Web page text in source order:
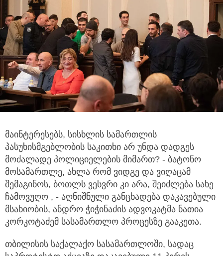
მაინტერესებს, სისხლის სამართლის
პასუხისმგებლობის საკითხი არ უნდა დადგეს
მოძალადე პოლიციელების მიმართ? - ბატონო
მოსამართლე, ახლა რომ ვიდგე და ვიღაცამ
შემაგინოს, ბოთლს ვესვრი კი არა, შეიძლება სახე
ჩამოვუღო , - აღნიშნული განცხადება დაკავებული
მსახიობის, ანდრო ჭიჭინაძის ადვოკატმა ნათია
კორკოტაძემ სასამართლო პროცესზე გააკეთა.
თბილისის საქალაქო სასამართლოში, სადაც